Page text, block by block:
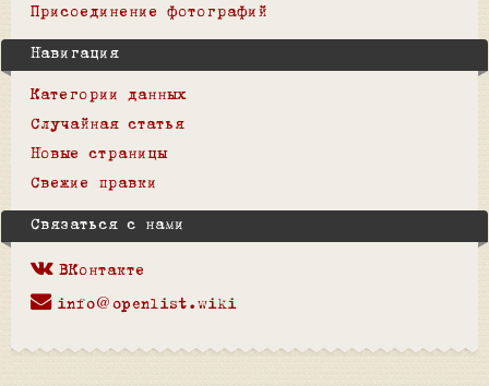
Присоединение фотографий
Навигация
Категории данных
Случайная статья
Новые страницы
Свежие правки
Связаться с нами
ВКонтакте
info@openlist.wiki